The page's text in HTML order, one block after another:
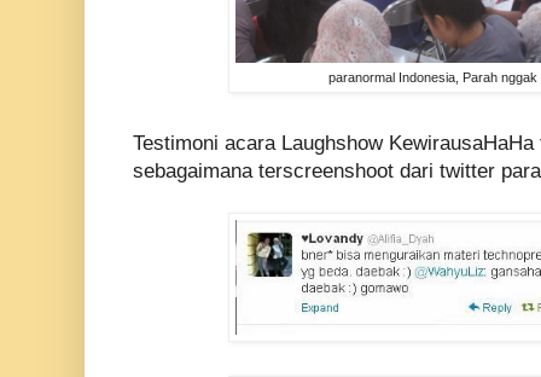
paranormal Indonesia, Parah
Testimoni acara Laughshow
sebagaimana terscreenshoot dari twitter